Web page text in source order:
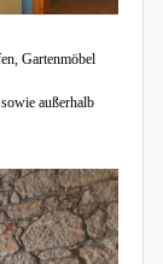
Gartenmöbel
außerhalb